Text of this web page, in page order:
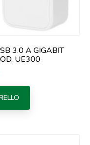
3.0 A GIGABIT
UE300